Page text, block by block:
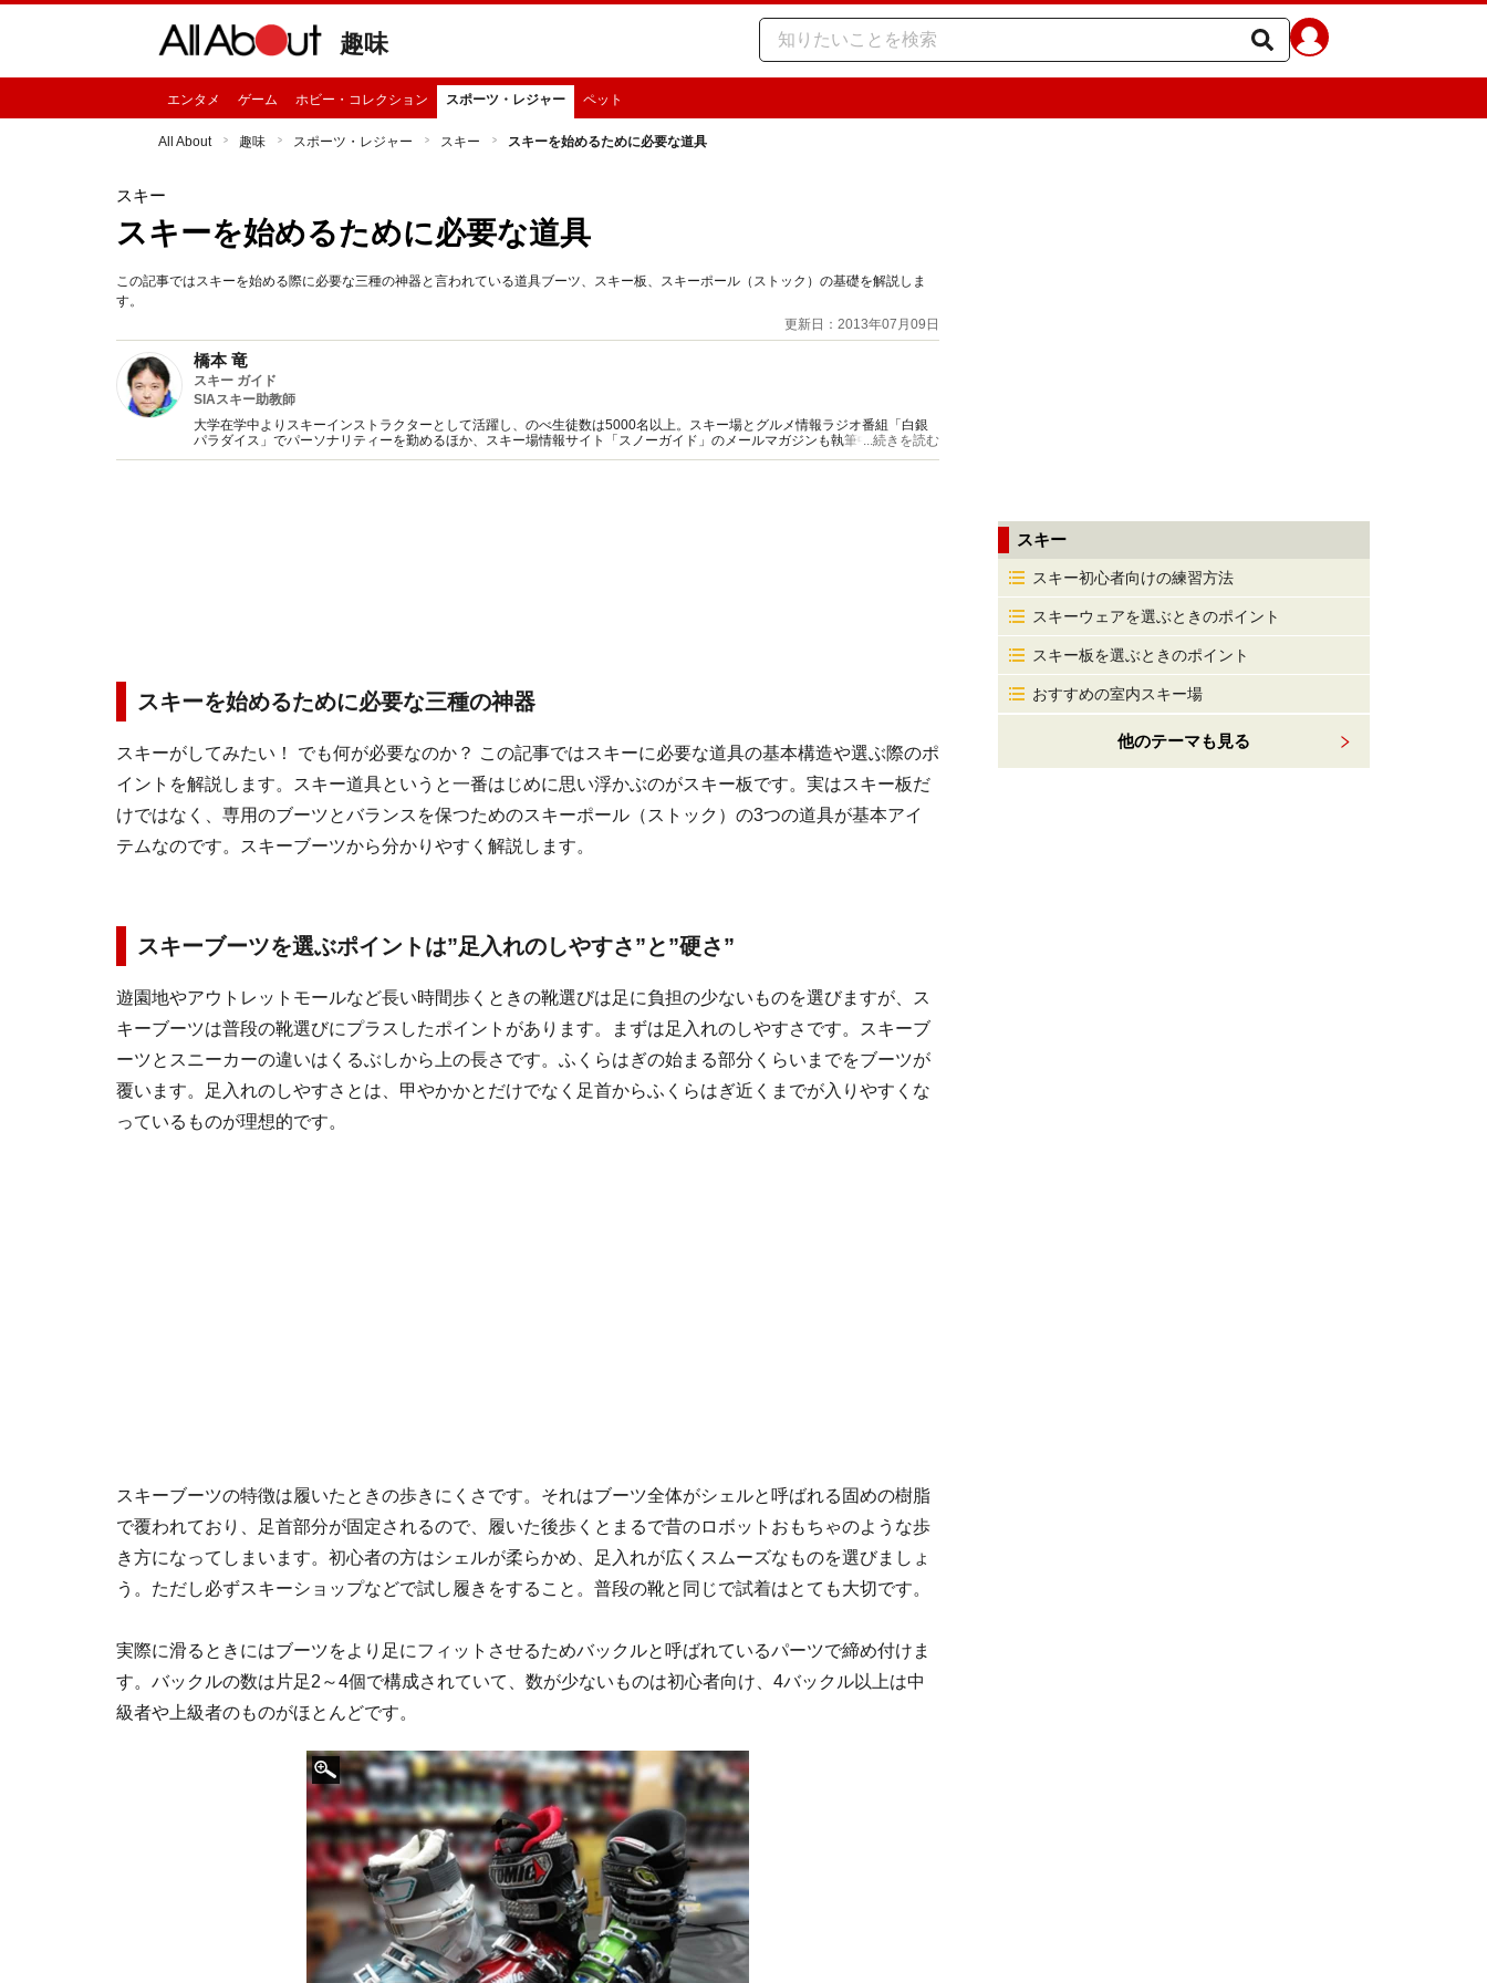
趣味
エンタメ ゲーム ホビー・コレクション スポーツ・レジャー ペット
All About 趣味 スポーツ・レジャー スキー スキーを始めるために必要な道具
スキー
スキーを始めるために必要な道具
この記事ではスキーを始める際に必要な三種の神器と言われている道具ブーツ、スキー板、スキーポール（ストック）の基礎を解説しま
す。
更新日：2013年07月09日
橋本 竜
スキー ガイド
SIAスキー助教師
大学在学中よりスキーインストラクターとして活躍し、のべ生徒数は5000名以上。スキー場とグルメ情報ラジオ番組「白銀
パラダイス」でパーソナリティーを勤めるほか、スキー場情報サイト「スノーガイド」のメールマガジンも執筆中。スキー場
のレストランや休憩室の情報など、きめ細やかなユーザー目線の情報を発信している。
...続きを読む
スキーを始めるために必要な三種の神器
スキーがしてみたい！ でも何が必要なのか？ この記事ではスキーに必要な道具の基本構造や選ぶ際のポ
イントを解説します。スキー道具というと一番はじめに思い浮かぶのがスキー板です。実はスキー板だ
けではなく、専用のブーツとバランスを保つためのスキーポール（ストック）の3つの道具が基本アイ
テムなのです。スキーブーツから分かりやすく解説します。
スキーブーツを選ぶポイントは”足入れのしやすさ”と”硬さ”
遊園地やアウトレットモールなど長い時間歩くときの靴選びは足に負担の少ないものを選びますが、ス
キーブーツは普段の靴選びにプラスしたポイントがあります。まずは足入れのしやすさです。スキーブ
ーツとスニーカーの違いはくるぶしから上の長さです。ふくらはぎの始まる部分くらいまでをブーツが
覆います。足入れのしやすさとは、甲やかかとだけでなく足首からふくらはぎ近くまでが入りやすくな
っているものが理想的です。
スキーブーツの特徴は履いたときの歩きにくさです。それはブーツ全体がシェルと呼ばれる固めの樹脂
で覆われており、足首部分が固定されるので、履いた後歩くとまるで昔のロボットおもちゃのような歩
き方になってしまいます。初心者の方はシェルが柔らかめ、足入れが広くスムーズなものを選びましょ
う。ただし必ずスキーショップなどで試し履きをすること。普段の靴と同じで試着はとても大切です。
実際に滑るときにはブーツをより足にフィットさせるためバックルと呼ばれているパーツで締め付けま
す。バックルの数は片足2～4個で構成されていて、数が少ないものは初心者向け、4バックル以上は中
級者や上級者のものがほとんどです。
スキー
スキー初心者向けの練習方法
スキーウェアを選ぶときのポイント
スキー板を選ぶときのポイント
おすすめの室内スキー場
他のテーマも見る